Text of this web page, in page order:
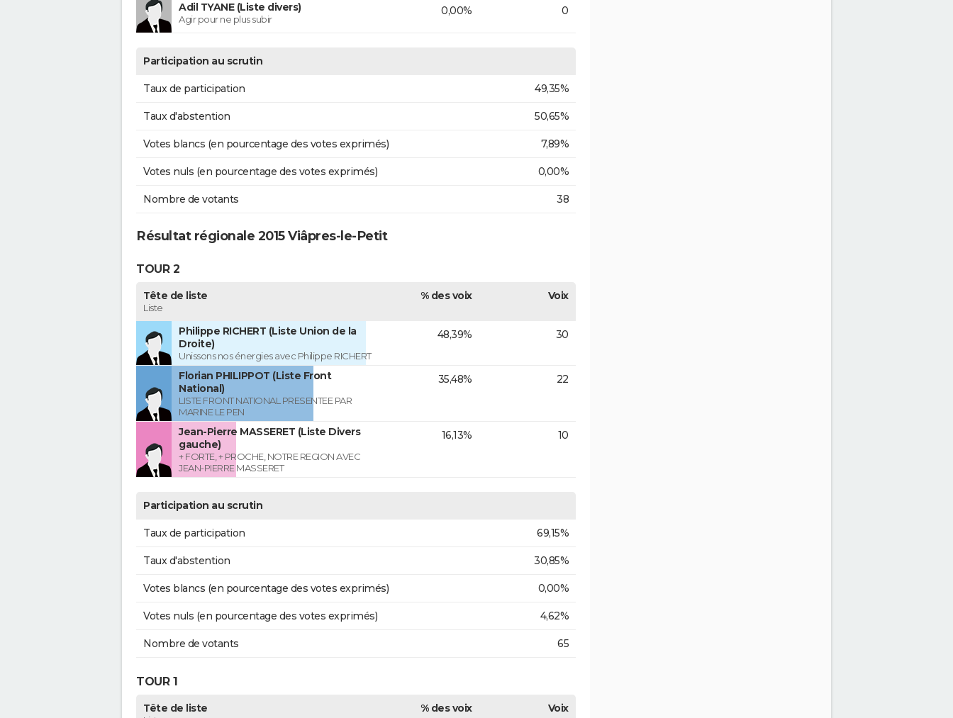
Adil TYANE (Liste divers)
Agir pour ne plus subir
0,00% 0
Participation au scrutin
Taux de participation 49,35%
Taux d'abstention 50,65%
Votes blancs (en pourcentage des votes exprimés) 7,89%
Votes nuls (en pourcentage des votes exprimés) 0,00%
Nombre de votants 38
Résultat régionale 2015 Viâpres-le-Petit
TOUR 2
Tête de liste
Liste
% des voix Voix
Philippe RICHERT (Liste Union de la
Droite)
Unissons nos énergies avec Philippe RICHERT
48,39% 30
Florian PHILIPPOT (Liste Front
National)
LISTE FRONT NATIONAL PRESENTEE PAR
MARINE LE PEN
35,48% 22
Jean-Pierre MASSERET (Liste Divers
gauche)
+ FORTE, + PROCHE, NOTRE REGION AVEC
JEAN-PIERRE MASSERET
16,13% 10
Participation au scrutin
Taux de participation 69,15%
Taux d'abstention 30,85%
Votes blancs (en pourcentage des votes exprimés) 0,00%
Votes nuls (en pourcentage des votes exprimés) 4,62%
Nombre de votants 65
TOUR 1
Tête de liste % des voix Voix